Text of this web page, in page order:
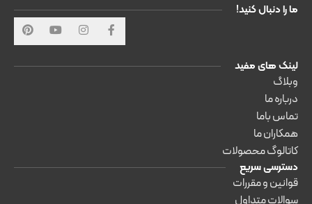
لینک های مفید
وبلاگ
درباره ما
تماس باما
همکاران ما
کاتالوگ محصولات
دسترسی سریع
قوانین و مقررات
سوالات متداول
ما را دنبال کنید!